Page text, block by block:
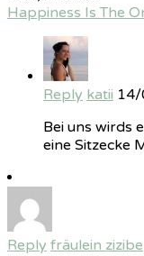
Happiness Is The
Reply katii
Bei uns wirds
eine Sitzecke
Reply fräulein zizibe